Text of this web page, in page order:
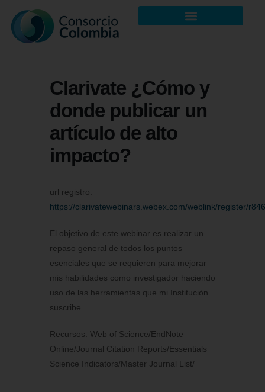
Clarivate ¿Cómo y
donde publicar un
artículo de alto
impacto?
url registro:
https://clarivatewebinars.webex.com/weblink/register/
El objetivo de este webinar es realizar un
repaso general de todos los puntos
esenciales que se requieren para mejorar
mis habilidades como investigador haciendo
uso de las herramientas que mi Institución
suscribe.
Recursos: Web of Science/EndNote
Online/Journal Citation Reports/Essentials
Science Indicators/Master Journal List/